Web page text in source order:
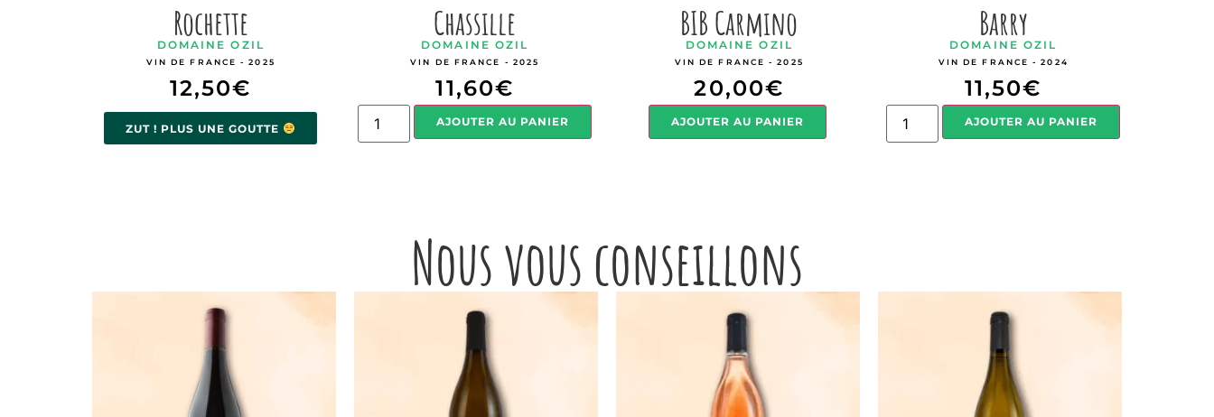
Rochette
DOMAINE OZIL
VIN DE FRANCE - 2025
12,50€
ZUT ! PLUS UNE GOUTTE
Chassille
DOMAINE OZIL
VIN DE FRANCE - 2025
11,60€
AJOUTER AU PANIER
BIB Carmino
DOMAINE OZIL
VIN DE FRANCE - 2025
20,00€
AJOUTER AU PANIER
Barry
DOMAINE OZIL
VIN DE FRANCE - 2024
11,50€
AJOUTER AU PANIER
Nous vous conseillons